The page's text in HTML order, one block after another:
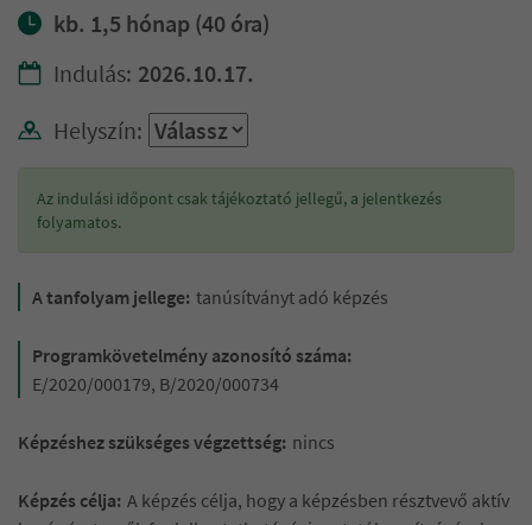
kb. 1,5 hónap (40 óra)
Indulás: 2026.10.17.
Helyszín:
Az indulási időpont csak tájékoztató jellegű, a jelentkezés
folyamatos.
A tanfolyam jellege: tanúsítványt adó képzés
Programkövetelmény azonosító száma:
E/2020/000179, B/2020/000734
Képzéshez szükséges végzettség: nincs
Képzés célja: A képzés célja, hogy a képzésben résztvevő aktív